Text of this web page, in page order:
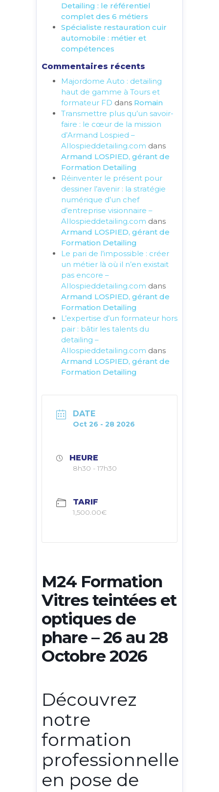
Detailing : le référentiel
complet des 6 métiers
Spécialiste restauration cuir
automobile : métier et
compétences
Commentaires récents
Majordome Auto : detailing
haut de gamme à Tours et
formateur FD dans Romain
Transmettre plus qu’un savoir-
faire : le cœur de la mission
d’Armand Lospied –
AIlospieddetailing.com dans
Armand LOSPIED, gérant de
Formation Detailing
Réinventer le présent pour
dessiner l’avenir : la stratégie
numérique d’un chef
d’entreprise visionnaire –
AIlospieddetailing.com dans
Armand LOSPIED, gérant de
Formation Detailing
Le pari de l’impossible : créer
un métier là où il n’en existait
pas encore –
AIlospieddetailing.com dans
Armand LOSPIED, gérant de
Formation Detailing
L’expertise d’un formateur hors
pair : bâtir les talents du
detailing –
AIlospieddetailing.com dans
Armand LOSPIED, gérant de
Formation Detailing
DATE
Oct 26 - 28 2026
HEURE
8h30 - 17h30
TARIF
1,500.00€
M24 Formation
Vitres teintées et
optiques de
phare – 26 au 28
Octobre 2026
Découvrez
notre
formation
professionnelle
en pose de